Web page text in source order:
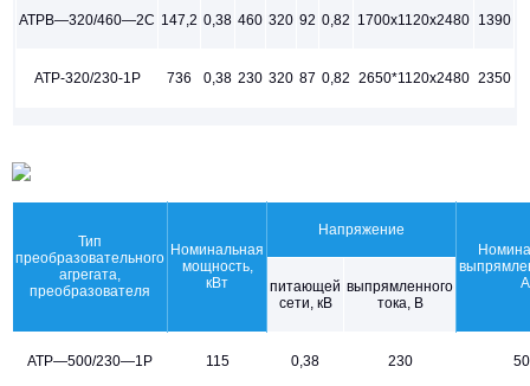
АТРВ—320/460—2С 147,2 0,38 460 320 92 0,82 1700x1120x2480 1390
АТР-320/230-1Р 736 0,38 230 320 87 0,82 2650*1120x2480 2350
Тип
преобразовательного
агрегата,
преобразователя
Номинальная
мощность,
кВт
Напряжение
А
питающей
сети, кВ
выпрямленного
тока, В
АТР—500/230—1Р 115 0,38 230